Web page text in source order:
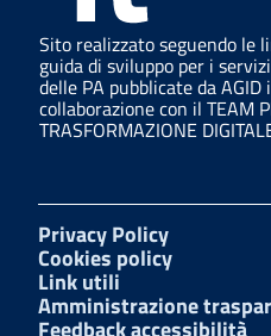
Sito realizzato seguendo le
guida di sviluppo per i
delle PA pubblicate da AGID
collaborazione con il TEAM
TRASFORMAZIONE
Privacy Policy
Cookies policy
Link utili
Amministrazione
Feedback accessibilità